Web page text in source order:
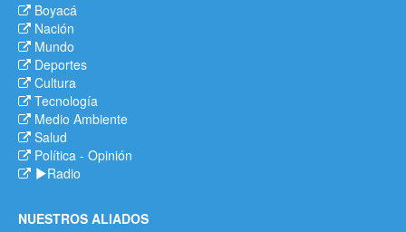
Boyacá
Nación
Mundo
Deportes
Cultura
Tecnología
Medio Ambiente
Salud
Política - Opinión
Radio
NUESTROS ALIADOS